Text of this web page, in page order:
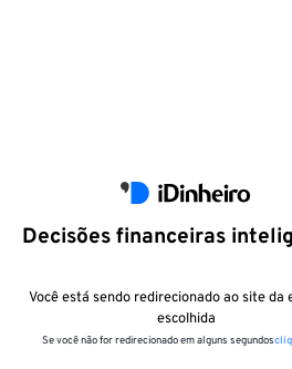
Decisões financeiras
Você está sendo redirecionado ao site da
escolhida
Se você não for redirecionado em alguns segundos